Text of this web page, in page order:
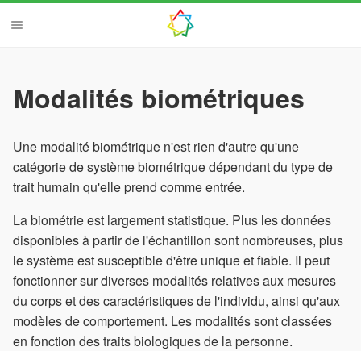
Modalités biométriques
Une modalité biométrique n'est rien d'autre qu'une
catégorie de système biométrique dépendant du type de
trait humain qu'elle prend comme entrée.
La biométrie est largement statistique. Plus les données
disponibles à partir de l'échantillon sont nombreuses, plus
le système est susceptible d'être unique et fiable. Il peut
fonctionner sur diverses modalités relatives aux mesures
du corps et des caractéristiques de l'individu, ainsi qu'aux
modèles de comportement. Les modalités sont classées
en fonction des traits biologiques de la personne.